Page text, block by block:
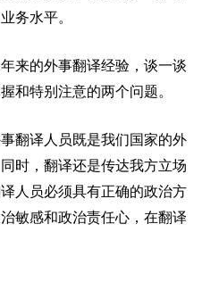
务水平。
来的外事翻译经验，谈一谈
和特别注意的两个问题。
翻译人员既是我们国家的外
时，翻译还是传达我方立场
人员必须具有正确的政治方
敏感和政治责任心，在翻译